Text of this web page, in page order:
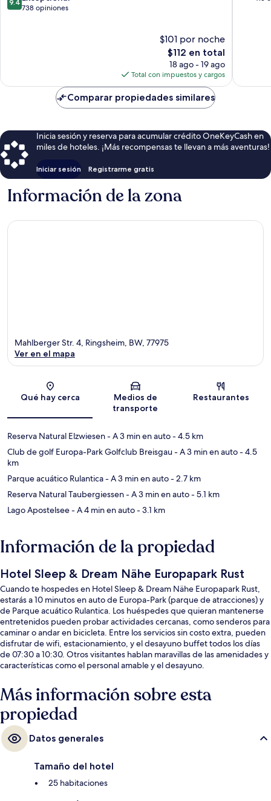
de
9.4
738 opiniones
$101 por noche
El
precio
actual
es
de
$112
$112 en total
18 ago - 19 ago
Total con impuestos y cargos
Comparar propiedades similares
Inicia sesión y reserva para acumular crédito OneKeyCash en
miles de hoteles. ¡Más recompensas te llevan a más aventuras!
Iniciar sesión Registrarme gratis
Información de la zona
Sección del mapa
Mahlberger Str. 4, Ringsheim, BW, 77975
Ver en el mapa
Qué hay cerca
Medios de
transporte
Restaurantes
Reserva Natural Elzwiesen- A 3 min en auto- 4.5 km
Club de golf Europa-Park Golfclub Breisgau- A 3 min en auto- 4.5
km
Parque acuático Rulantica- A 3 min en auto- 2.7 km
Reserva Natural Taubergiessen- A 3 min en auto- 5.1 km
Lago Apostelsee- A 4 min en auto- 3.1 km
Información de la propiedad
Hotel Sleep & Dream Nähe Europapark Rust
Cuando te hospedes en Hotel Sleep & Dream Nähe Europapark Rust,
estarás a 10 minutos en auto de Europa-Park (parque de atracciones) y
de Parque acuático Rulantica. Los huéspedes que quieran mantenerse
entretenidos pueden probar actividades cercanas, como senderos para
caminar o andar en bicicleta. Entre los servicios sin costo extra, pueden
disfrutar de wifi, estacionamiento, y el desayuno buffet todos los días
de 07:30 a 10:30. Otros visitantes hablan maravillas de las amenidades y
características como el personal amable y el desayuno.
Más información sobre esta
propiedad
Datos generales
Tamaño del hotel
25 habitaciones